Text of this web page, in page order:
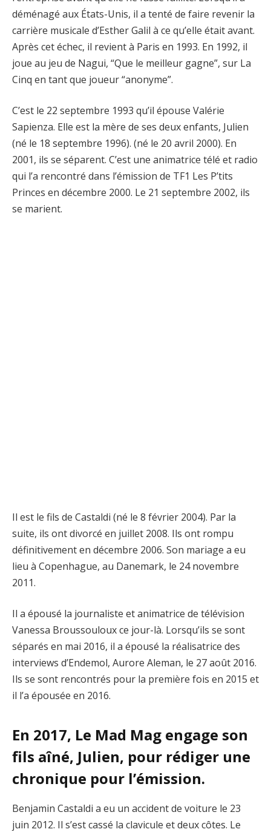
déménagé aux États-Unis, il a tenté de faire revenir la
carrière musicale d’Esther Galil à ce qu’elle était avant.
Après cet échec, il revient à Paris en 1993. En 1992, il
joue au jeu de Nagui, “Que le meilleur gagne”, sur La
Cinq en tant que joueur “anonyme”.
C’est le 22 septembre 1993 qu’il épouse Valérie
Sapienza. Elle est la mère de ses deux enfants, Julien
(né le 18 septembre 1996). (né le 20 avril 2000). En
2001, ils se séparent. C’est une animatrice télé et radio
qui l’a rencontré dans l’émission de TF1 Les P’tits
Princes en décembre 2000. Le 21 septembre 2002, ils
se marient.
Il est le fils de Castaldi (né le 8 février 2004). Par la
suite, ils ont divorcé en juillet 2008. Ils ont rompu
définitivement en décembre 2006. Son mariage a eu
lieu à Copenhague, au Danemark, le 24 novembre
2011.
Il a épousé la journaliste et animatrice de télévision
Vanessa Broussouloux ce jour-là. Lorsqu’ils se sont
séparés en mai 2016, il a épousé la réalisatrice des
interviews d’Endemol, Aurore Aleman, le 27 août 2016.
Ils se sont rencontrés pour la première fois en 2015 et
il l’a épousée en 2016.
En 2017, Le Mad Mag engage son
fils aîné, Julien, pour rédiger une
chronique pour l’émission.
Benjamin Castaldi a eu un accident de voiture le 23
juin 2012. Il s’est cassé la clavicule et deux côtes. Le